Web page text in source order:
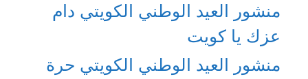
منشور العيد الوطني الكويتي دام
عزك يا كويت
منشور العيد الوطني الكويتي حرة